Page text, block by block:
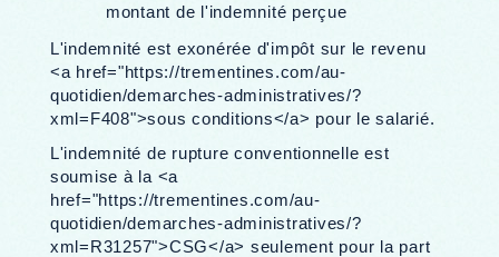
montant de l'indemnité perçue
L'indemnité est exonérée d'impôt sur le revenu
<a href="https://trementines.com/au-
quotidien/demarches-administratives/?
xml=F408">sous conditions</a> pour le salarié.
L'indemnité de rupture conventionnelle est
soumise à la <a
href="https://trementines.com/au-
quotidien/demarches-administratives/?
xml=R31257">CSG</a> seulement pour la part